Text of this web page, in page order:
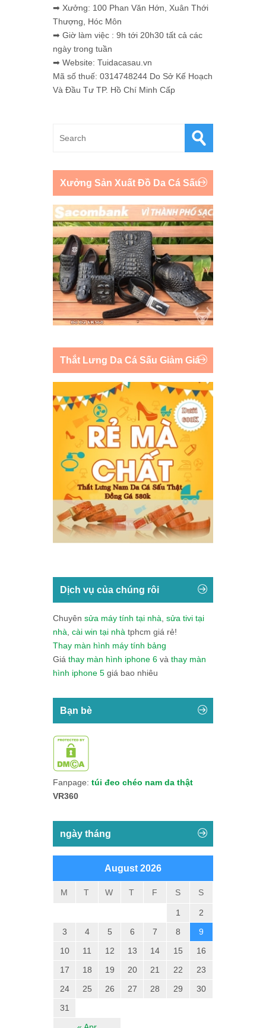
➡ Xưởng: 100 Phan Văn Hớn, Xuân Thới
Thượng, Hóc Môn
➡ Giờ làm việc : 9h tới 20h30 tất cả các
ngày trong tuần
➡ Website: Tuidacasau.vn
Mã số thuế: 0314748244 Do Sở Kế Hoạch
Và Đầu Tư TP. Hồ Chí Minh Cấp
Xưởng Sản Xuất Đồ Da Cá Sấu
Thắt Lưng Da Cá Sấu Giảm Giá
Dịch vụ của chúng rôi
Chuyên sửa máy tính tại nhà sửa tivi tại
nhà cài win tại nhà tphcm giá rẻ!
Thay màn hình máy tính bảng
Giá thay màn hình iphone 6 và thay màn
hình iphone 5 giá bao nhiêu
Bạn bè
Fanpage: túi đeo chéo nam da thật
VR360
ngày tháng
August 2026
M T W T F S S
1
2
3
4 5 6 7 8
9
10
11 12 13 14 15
16
17
18 19 20 21 22
23
24
25 26 27 28 29
30
31